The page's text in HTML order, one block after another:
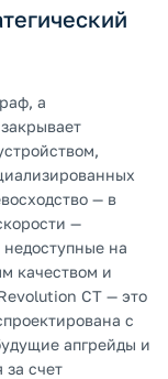
а
— в
—
недоступные на
качеством и
CT — это
с
апгрейды и
счет